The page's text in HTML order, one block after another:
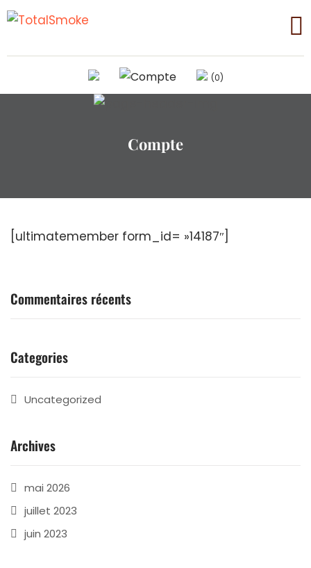
(0)
Compte
[ultimatemember form_id= »14187″]
Commentaires récents
Categories
Uncategorized
Archives
mai 2026
juillet 2023
juin 2023